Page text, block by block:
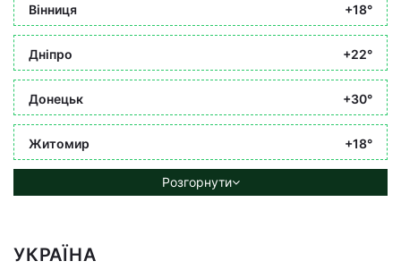
Вінниця +18°
Дніпро +22°
Донецьк +30°
Житомир +18°
Розгорнути
УКРАЇНА